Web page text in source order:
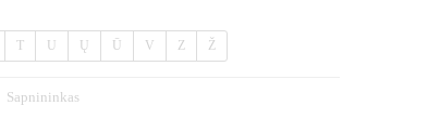
T U Ų Ū V Z Ž
Sapnininkas